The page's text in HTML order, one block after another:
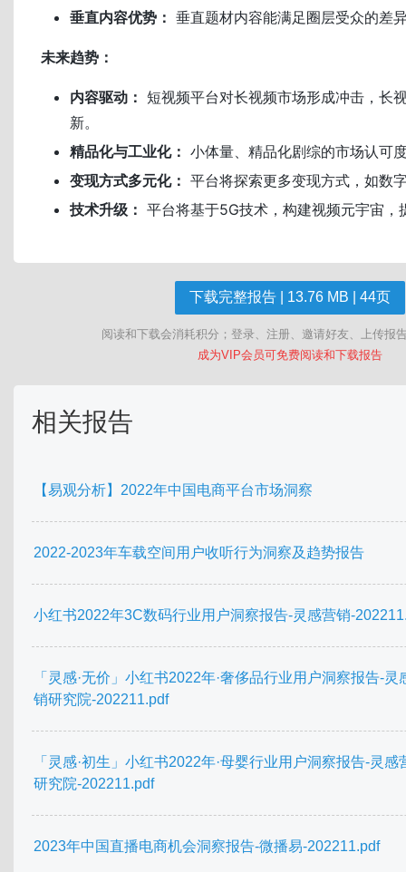
垂直内容优势： 垂直题材内容能满足圈层受众的差
未来趋势：
内容驱动： 短视频平台对长视频市场形成冲击，长
新。
精品化与工业化： 小体量、精品化剧综的市场认可
变现方式多元化： 平台将探索更多变现方式，如数
技术升级： 平台将基于5G技术，构建视频元宇宙，
下载完整报告 | 13.76 MB | 44页
阅读和下载会消耗积分；登录、注册、邀请好友、上传报
成为VIP会员可免费阅读和下载报告
相关报告
【易观分析】2022年中国电商平台市场洞察
2022-2023年车载空间用户收听行为洞察及趋势报告
小红书2022年3C数码行业用户洞察报告-灵感营销-
「灵感·无价」小红书2022年·奢侈品行业用户洞察报告-灵
销研究院-202211.pdf
「灵感·初生」小红书2022年·母婴行业用户洞察报告-灵感
研究院-202211.pdf
2023年中国直播电商机会洞察报告-微播易-202211.pdf